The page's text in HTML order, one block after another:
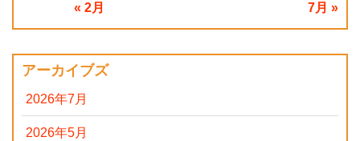
« 2月 7月 »
アーカイブズ
2026年7月
2026年5月